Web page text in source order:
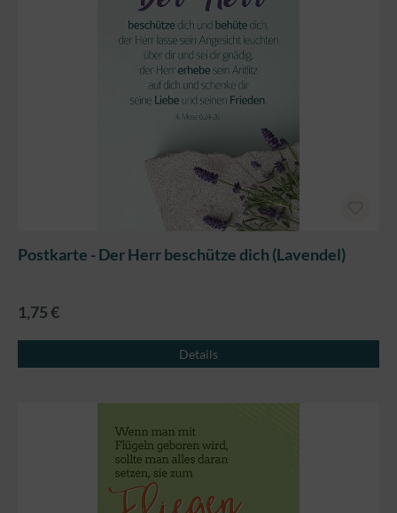
Postkarte - Der Herr beschütze dich (Lavendel)
1,75 €
Details